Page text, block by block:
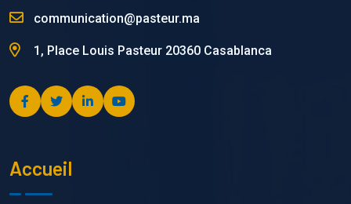
communication@pasteur.ma
1, Place Louis Pasteur 20360 Casablanca
Accueil